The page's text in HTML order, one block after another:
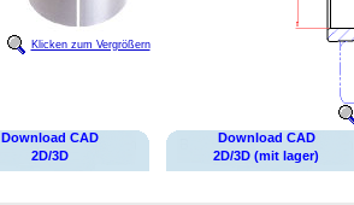
Klicken zum Vergrößern
Download CAD
2D/3D
Download CAD
2D/3D (mit lager)